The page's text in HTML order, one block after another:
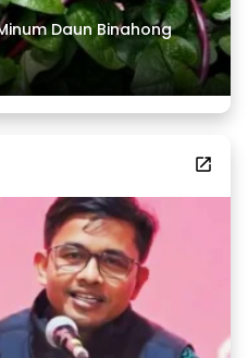
Daun Binahong